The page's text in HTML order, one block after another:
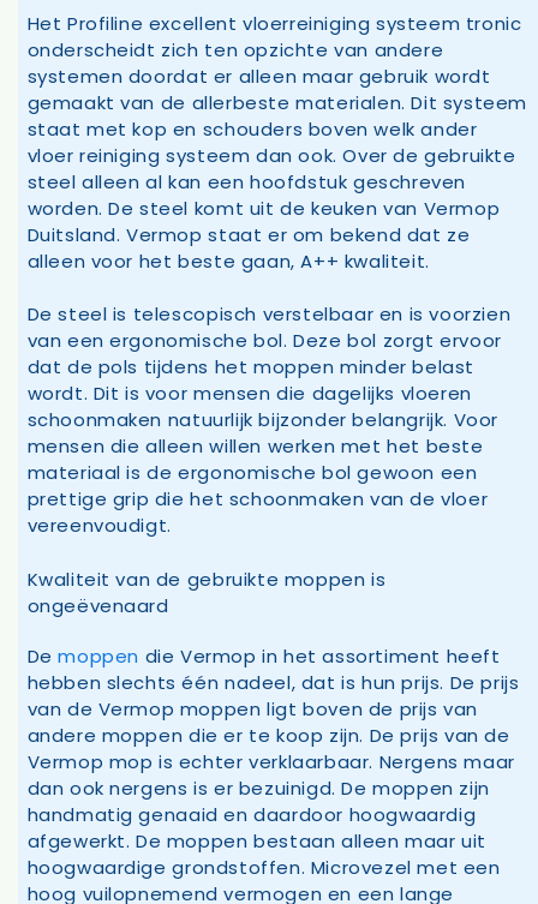
Het Profiline excellent vloerreiniging systeem tronic
onderscheidt zich ten opzichte van andere
systemen doordat er alleen maar gebruik wordt
gemaakt van de allerbeste materialen. Dit systeem
staat met kop en schouders boven welk ander
vloer reiniging systeem dan ook. Over de gebruikte
steel alleen al kan een hoofdstuk geschreven
worden. De steel komt uit de keuken van Vermop
Duitsland. Vermop staat er om bekend dat ze
alleen voor het beste gaan, A++ kwaliteit.
De steel is telescopisch verstelbaar en is voorzien
van een ergonomische bol. Deze bol zorgt ervoor
dat de pols tijdens het moppen minder belast
wordt. Dit is voor mensen die dagelijks vloeren
schoonmaken natuurlijk bijzonder belangrijk. Voor
mensen die alleen willen werken met het beste
materiaal is de ergonomische bol gewoon een
prettige grip die het schoonmaken van de vloer
vereenvoudigt.
Kwaliteit van de gebruikte moppen is
ongeëvenaard
Demoppen die Vermop in het assortiment heeft
hebben slechts één nadeel, dat is hun prijs. De prijs
van de Vermop moppen ligt boven de prijs van
andere moppen die er te koop zijn. De prijs van de
Vermop mop is echter verklaarbaar. Nergens maar
dan ook nergens is er bezuinigd. De moppen zijn
handmatig genaaid en daardoor hoogwaardig
afgewerkt. De moppen bestaan alleen maar uit
hoogwaardige grondstoffen. Microvezel met een
hoog vuilopnemend vermogen en een lange